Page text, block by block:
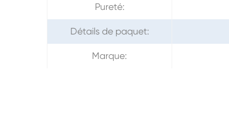
Pureté:
Détails de paquet:
Marque: